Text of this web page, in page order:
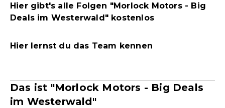
Hier gibt's alle Folgen "Morlock Motors - Big
Deals im Westerwald" kostenlos
Hier lernst du das Team kennen
Das ist "Morlock Motors - Big Deals
im Westerwald"